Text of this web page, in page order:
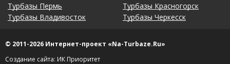
Турбазы Пермь
Турбазы Владивосток
Турбазы Красногорск
Турбазы Черкесск
© 2011-2026 Интернет-проект «Na-Turbaze.Ru»
Создание сайта: ИК Приоритет